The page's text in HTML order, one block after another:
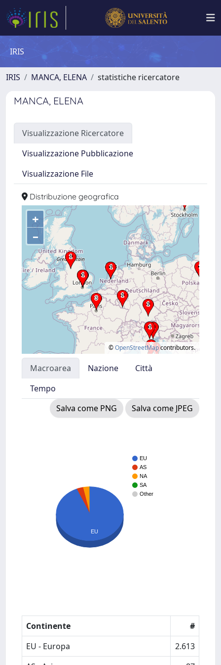
IRIS
IRIS MANCA, ELENA statistiche ricercatore
MANCA, ELENA
Visualizzazione Ricercatore
Visualizzazione Pubblicazione
Visualizzazione File
Distribuzione geografica
+
–
©OpenStreetMapcontributors.
Macroarea Nazione
Città
Tempo
Salva come PNG
Salva come JPEG
EU
AS
NA
SA
Other
EU
Continente
#
EU - Europa
2.613